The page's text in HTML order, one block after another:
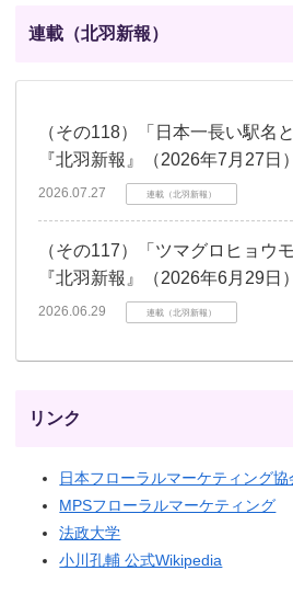
連載（北羽新報）
（その118）「日本一長い駅名
『北羽新報』（2026年7月27日）
2026.07.27 連載（北羽新報）
（その117）「ツマグロヒョウ
『北羽新報』（2026年6月29日）
2026.06.29 連載（北羽新報）
リンク
日本フローラルマーケティング協
MPSフローラルマーケティング
法政大学
小川孔輔 公式Wikipedia